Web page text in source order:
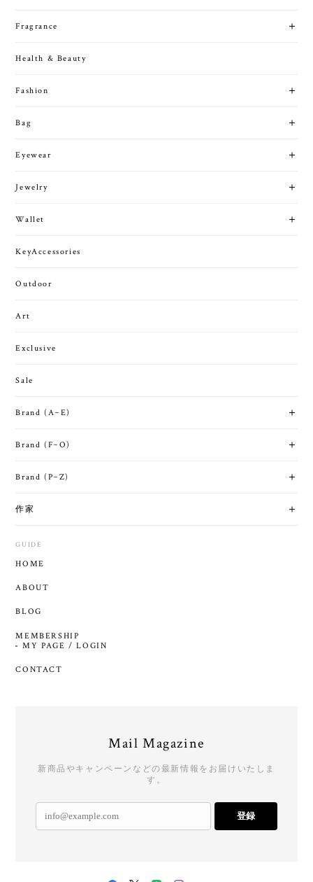
Fragrance
Health & Beauty
Fashion
Bag
Eyewear
Jewelry
Wallet
KeyAccessories
Outdoor
Art
Exclusive
Sale
Brand (A~E)
Brand (F~O)
Brand (P~Z)
作家
GUIDE
HOME
ABOUT
BLOG
MEMBERSHIP
MY PAGE / LOGIN
CONTACT
Mail Magazine
新商品やキャンペーンなどの最新情報をお届けいたしま
す。
登録